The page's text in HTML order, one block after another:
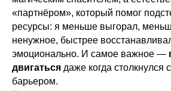
«партнёром», который помог
ресурсы: я меньше выгорал,
ненужное, быстрее
эмоционально. И самое важное —
двигаться даже когда столкнулся
барьером.